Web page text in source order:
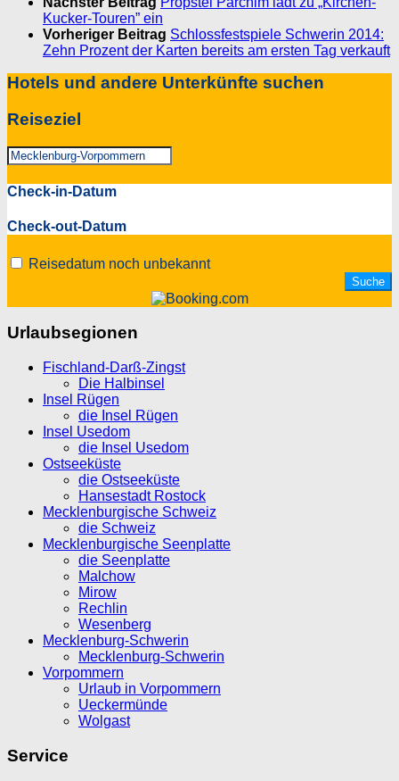
Kucker-Touren” ein
Vorheriger Beitrag Schlossfestspiele Schwerin 2014:
Zehn Prozent der Karten bereits am ersten Tag verkauft
Hotels und andere Unterkünfte suchen
Reiseziel
Check-in-Datum
Check-out-Datum
Reisedatum noch unbekannt
Urlaubsegionen
Fischland-Darß-Zingst
Die Halbinsel
Insel Rügen
die Insel Rügen
Insel Usedom
die Insel Usedom
Ostseeküste
die Ostseeküste
Hansestadt Rostock
Mecklenburgische Schweiz
die Schweiz
Mecklenburgische Seenplatte
die Seenplatte
Malchow
Mirow
Rechlin
Wesenberg
Mecklenburg-Schwerin
Mecklenburg-Schwerin
Vorpommern
Urlaub in Vorpommern
Ueckermünde
Wolgast
Service